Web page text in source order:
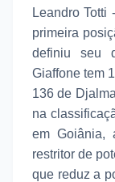
Leandro Totti
primeira
definiu seu
Giaffone tem
136 de
na
em Goiânia,
restritor de
que reduz a